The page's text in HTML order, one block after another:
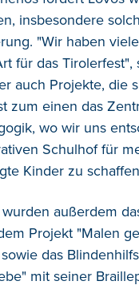
insbesondere
"Wir haben
für das Tirolerfest",
auch Projekte, die
zum einen das
wo wir uns
Schulhof für
Kinder zu
außerdem
Projekt "Malen
das
mit seiner